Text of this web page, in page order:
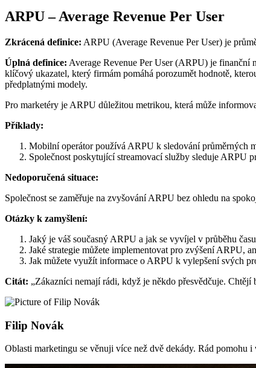
ARPU – Average Revenue Per User
Zkrácená definice: ARPU (Average Revenue Per User) je
Úplná definice: Average Revenue Per User (ARPU) je finanční
klíčový ukazatel, který firmám pomáhá porozumět hodnotě,
předplatnými modely.
Pro marketéry je ARPU důležitou metrikou, která může
Příklady:
Mobilní operátor používá ARPU k sledování průměrných
Společnost poskytující streamovací služby sleduje ARPU
Nedoporučená situace:
Společnost se zaměřuje na zvyšování ARPU bez ohledu na
Otázky k zamyšlení:
Jaký je váš současný ARPU a jak se vyvíjel v průběhu
Jaké strategie můžete implementovat pro zvýšení ARPU,
Jak můžete využít informace o ARPU k vylepšení svých
Citát: „Zákazníci nemají rádi, když je někdo přesvědčuje.
Filip Novák
Oblasti marketingu se věnuji více než dvě dekády. Rád pomohu